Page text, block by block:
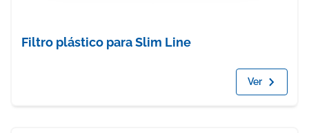
Filtro plástico para Slim Line
Ver